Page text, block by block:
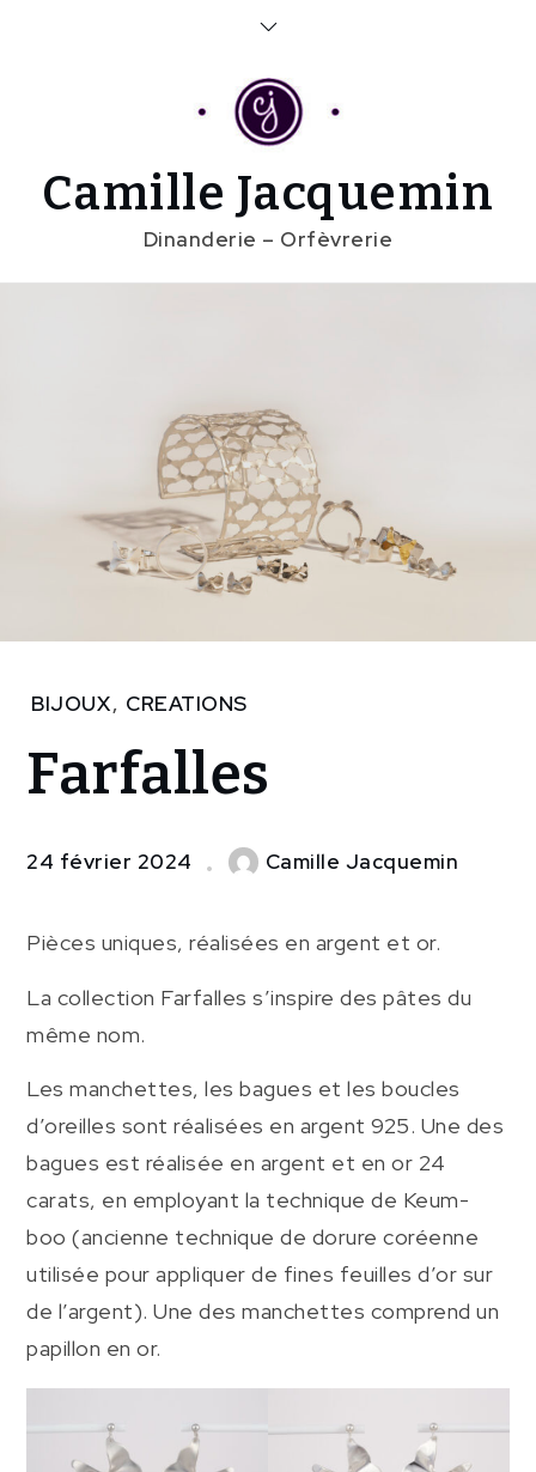
Camille Jacquemin
Dinanderie – Orfèvrerie
Home
Farfalles
BIJOUX, CREATIONS
Farfalles
24 février 2024 Camille Jacquemin
Pièces uniques, réalisées en argent et or.
La collection Farfalles s’inspire des pâtes du
même nom.
Les manchettes, les bagues et les boucles
d’oreilles sont réalisées en argent 925. Une des
bagues est réalisée en argent et en or 24
carats, en employant la technique de Keum-
boo (ancienne technique de dorure coréenne
utilisée pour appliquer de fines feuilles d’or sur
de l’argent). Une des manchettes comprend un
papillon en or.